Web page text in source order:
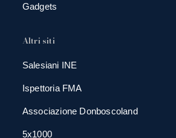
Gadgets
Altri siti
Salesiani INE
Ispettoria FMA
Associazione Donboscoland
5x1000